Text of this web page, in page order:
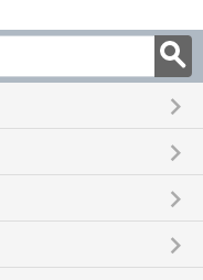
keyboard_arrow_right
keyboard_arrow_right
keyboard_arrow_right
keyboard_arrow_right